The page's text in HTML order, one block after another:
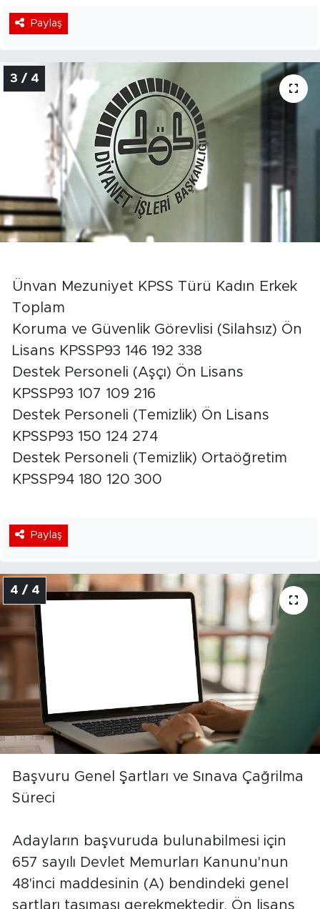
Paylaş
3 / 4
Ünvan Mezuniyet KPSS Türü Kadın Erkek
Toplam
Koruma ve Güvenlik Görevlisi (Silahsız) Ön
Lisans KPSSP93 146 192 338
Destek Personeli (Aşçı) Ön Lisans
KPSSP93 107 109 216
Destek Personeli (Temizlik) Ön Lisans
KPSSP93 150 124 274
Destek Personeli (Temizlik) Ortaöğretim
KPSSP94 180 120 300
Paylaş
4 / 4
Başvuru Genel Şartları ve Sınava Çağrilma
Süreci
Adayların başvuruda bulunabilmesi için
657 sayılı Devlet Memurları Kanunu'nun
48'inci maddesinin (A) bendindeki genel
şartları taşıması gerekmektedir. Ön lisans